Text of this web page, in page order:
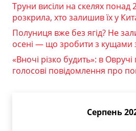
Труни висіли на скелях понад
розкрила, хто залишив їх у
Полуниця вже без ягід? Не
осені — що зробити з кущами
«Вночі різко будить»: в
голосові повідомлення про
Серпень